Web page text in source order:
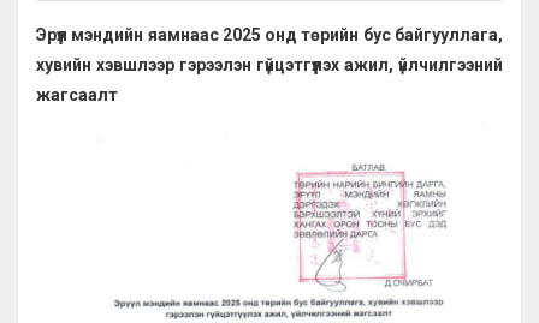
Эрүүл мэндийн яамнаас 2025 онд төрийн бус байгууллага,
хувийн хэвшлээр гэрээлэн гүйцэтгүүлэх ажил, үйлчилгээний
жагсаалт